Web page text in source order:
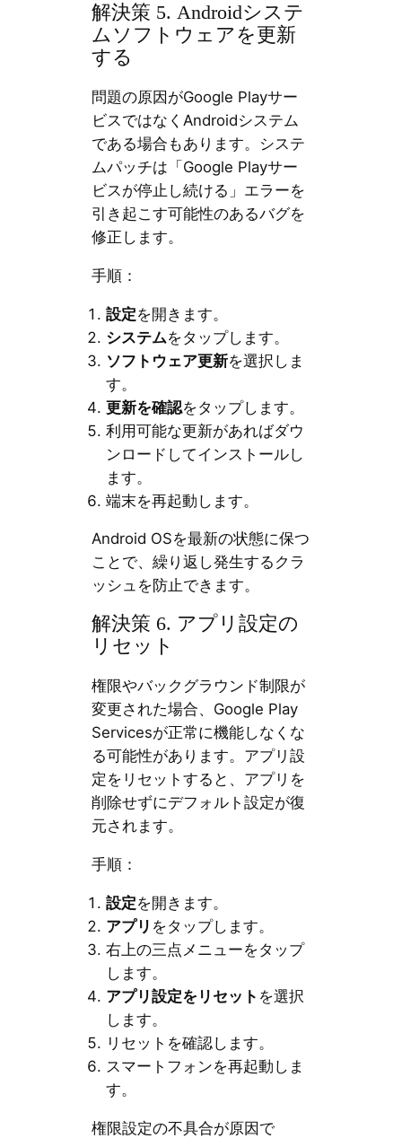
解決策 5. Androidシステ
ムソフトウェアを更新
する
問題の原因がGoogle Playサー
ビスではなくAndroidシステム
である場合もあります。システ
ムパッチは「Google Playサー
ビスが停止し続ける」エラーを
引き起こす可能性のあるバグを
修正します。
手順：
設定を開きます。
システムをタップします。
ソフトウェア更新を選択しま
す。
更新を確認をタップします。
利用可能な更新があればダウ
ンロードしてインストールし
ます。
端末を再起動します。
Android OSを最新の状態に保つ
ことで、繰り返し発生するクラ
ッシュを防止できます。
解決策 6. アプリ設定の
リセット
権限やバックグラウンド制限が
変更された場合、Google Play
Servicesが正常に機能しなくな
る可能性があります。アプリ設
定をリセットすると、アプリを
削除せずにデフォルト設定が復
元されます。
手順：
設定を開きます。
アプリ をタップします。
右上の三点メニューをタップ
します。
アプリ設定をリセット を選択
します。
リセットを確認します。
スマートフォンを再起動しま
す。
権限設定の不具合が原因で